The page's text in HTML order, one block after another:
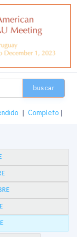
buscar
| Completo |